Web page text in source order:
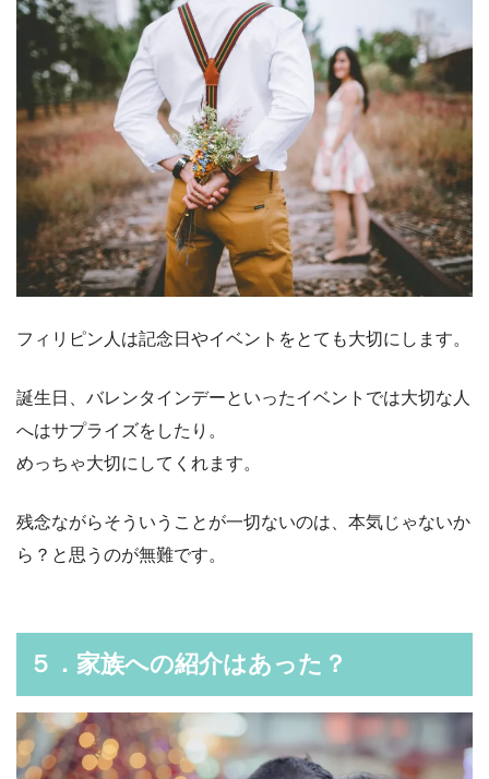
フィリピン人は記念日やイベントをとても大切にします。
誕生日、バレンタインデーといったイベントでは大切な人
へはサプライズをしたり。
めっちゃ大切にしてくれます。
残念ながらそういうことが一切ないのは、本気じゃないか
ら？と思うのが無難です。
５．家族への紹介はあった？